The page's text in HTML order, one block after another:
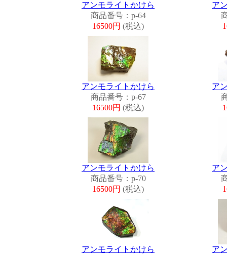
アンモライトかけら
商品番号：p-64
16500円 (税込)
ア
アンモライトかけら
商品番号：p-67
16500円 (税込)
ア
アンモライトかけら
商品番号：p-70
16500円 (税込)
ア
アンモライトかけら
ア